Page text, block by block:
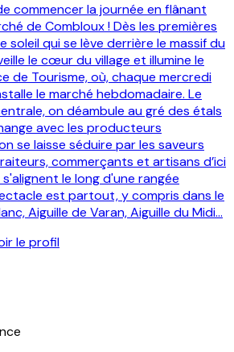
commencer la journée en flânant
de Combloux ! Dès les premières
soleil qui se lève derrière le massif du
le cœur du village et illumine le
de Tourisme, où, chaque mercredi
le marché hebdomadaire. Le
on déambule au gré des étals
avec les producteurs
se laisse séduire par les saveurs
commerçants et artisans d’ici
s'alignent le long d'une rangée
est partout, y compris dans le
Aiguille de Varan, Aiguille du Midi…
le profil